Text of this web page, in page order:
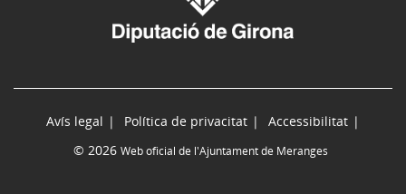
Avís legal Política de privacitat
Accessibilitat
© 2026 Web oficial de l'Ajuntament de Meranges